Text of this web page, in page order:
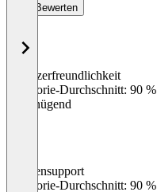
Bewerten
Benutzerfreundlichkeit
Kategorie-Durchschnitt: 90 %
Ungenügend
Kundensupport
Kategorie-Durchschnitt: 90 %